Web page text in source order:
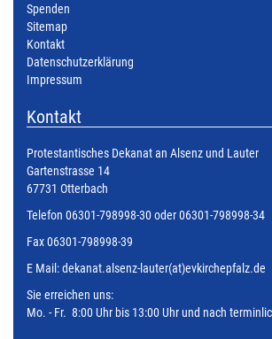
Spenden
Sitemap
Kontakt
Datenschutzerklärung
Impressum
Kontakt
Protestantisches Dekanat an Alsenz und Lauter
Gartenstrasse 14
67731 Otterbach
Telefon 06301-798998-30 oder 06301-798998-34
Fax 06301-798998-39
E Mail:dekanat.alsenz-lauter(at)evkirchepfalz.de
Sie erreichen uns:
Mo. - Fr. 8:00 Uhr bis 13:00 Uhr und nach